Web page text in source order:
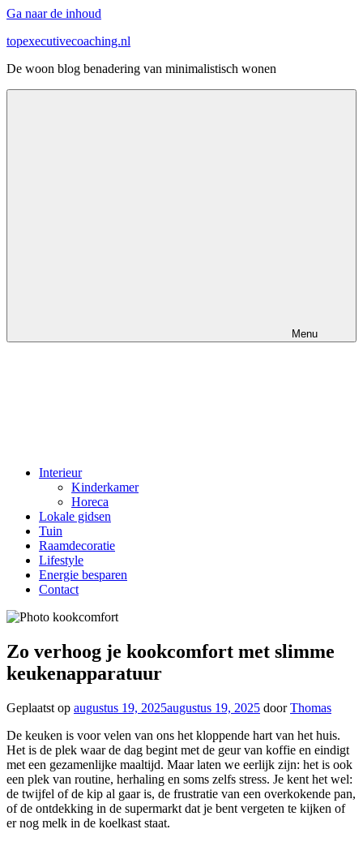
Ga naar de inhoud
topexecutivecoaching.nl
De woon blog benadering van minimalistisch wonen
Menu
Interieur
Kinderkamer
Horeca
Lokale gidsen
Tuin
Raamdecoratie
Lifestyle
Energie besparen
Contact
Zo verhoog je kookcomfort met slimme
keukenapparatuur
Geplaatst op augustus 19, 2025augustus 19, 2025 doorThomas
De keuken is voor velen van ons het kloppende hart van het huis.
Het is de plek waar de dag begint met de geur van koffie en eindigt
met een gezamenlijke maaltijd. Maar laten we eerlijk zijn: het is ook
een plek van routine, herhaling en soms zelfs stress. Je kent het wel:
de twijfel of de kip al gaar is, de frustratie van een overkokende pan,
of de ontdekking in de supermarkt dat je bent vergeten te kijken of
er nog melk in de koelkast staat.